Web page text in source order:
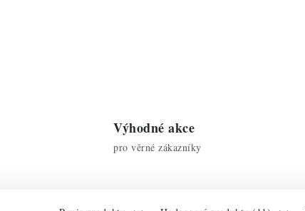
Výhodné akce
pro věrné zákazníky